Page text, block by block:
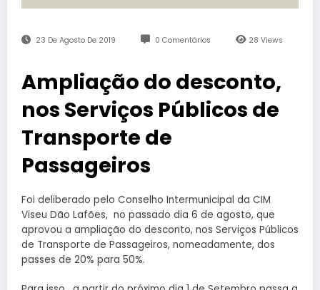
23 De Agosto De 2019 0 Comentários 28Views
Ampliação do desconto,
nos Serviços Públicos de
Transporte de
Passageiros
Foi deliberado pelo Conselho Intermunicipal da CIM
Viseu Dão Lafões, no passado dia 6 de agosto, que
aprovou a ampliação do desconto, nos Serviços Públicos
de Transporte de Passageiros, nomeadamente, dos
passes de 20% para 50%.